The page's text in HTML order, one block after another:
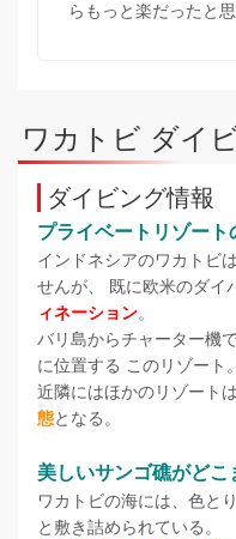
らもっと楽だったと思
ワカトビ ダイ
ダイビング情報
プライベートリゾート
インドネシアのワカトビ
せんが、 既に欧米のダイ
ィネーション。
バリ島からチャーター機
に位置する このリゾート。
近隣にはほかのリゾート
態となる。
美しいサンゴ礁がどこ
ワカトビの海には、色と
と敷き詰められている。